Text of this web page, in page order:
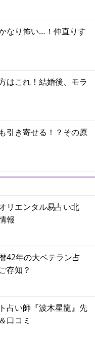
なり怖い…！仲直りす
はこれ！結婚後、モラ
引き寄せる！？その原
リエンタル易占い北
報
42年の大ベテラン占
存知？
占い師『波木星龍』先
口コミ